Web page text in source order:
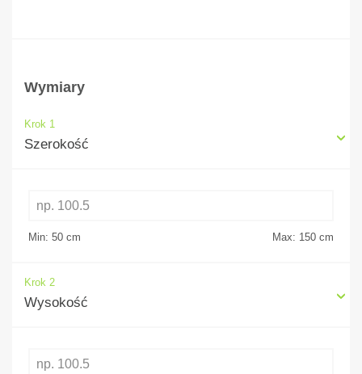
Wymiary
Krok 1
Szerokość
Min: 50 cm Max: 150 cm
Krok 2
Wysokość